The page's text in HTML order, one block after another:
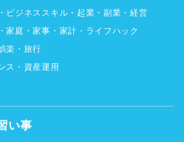
ビジネススキル・起業・副業・経営
家庭・家事・家計・ライフハック
楽・旅行
ス・資産運用
い事